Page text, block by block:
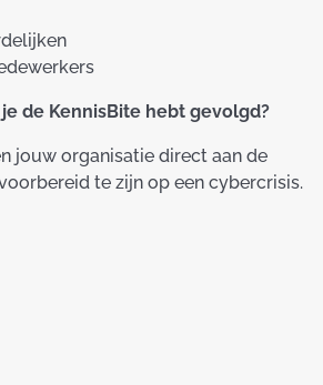
de KennisBite hebt gevolgd?
jouw organisatie direct aan de
te zijn op een cybercrisis.